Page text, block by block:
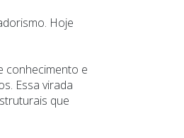
Hoje
conhecimento e
Essa virada
que